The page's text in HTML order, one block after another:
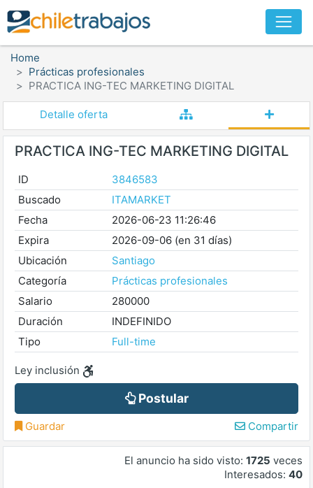
Home
Prácticas profesionales
PRACTICA ING-TEC MARKETING DIGITAL
Detalle oferta
PRACTICA ING-TEC MARKETING DIGITAL
ID
3846583
Buscado
ITAMARKET
Fecha
2026-06-23 11:26:46
Expira
2026-09-06 (en 31 días)
Ubicación
Santiago
Categoría
Prácticas profesionales
Salario
280000
Duración
INDEFINIDO
Tipo
Full-time
Ley inclusión
Postular
Guardar Compartir
El anuncio ha sido visto: 1725 veces
Interesados: 40